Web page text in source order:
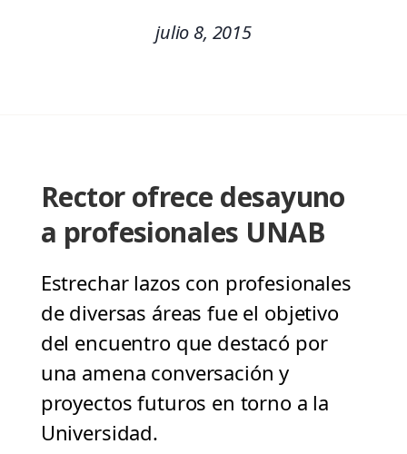
julio 8, 2015
Rector ofrece desayuno
a profesionales UNAB
Estrechar lazos con profesionales
de diversas áreas fue el objetivo
del encuentro que destacó por
una amena conversación y
proyectos futuros en torno a la
Universidad.